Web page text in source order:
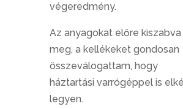
végeredmény.
Az anyagokat előre
meg, a kellékeket gondosan
összeválogattam, hogy
háztartási varrógéppel is
legyen.